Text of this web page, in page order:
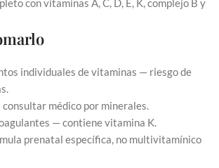
con vitaminas A, C, D, E, K, complejo B y
individuales de vitaminas — riesgo de
médico por minerales.
— contiene vitamina K.
prenatal específica, no multivitamínico